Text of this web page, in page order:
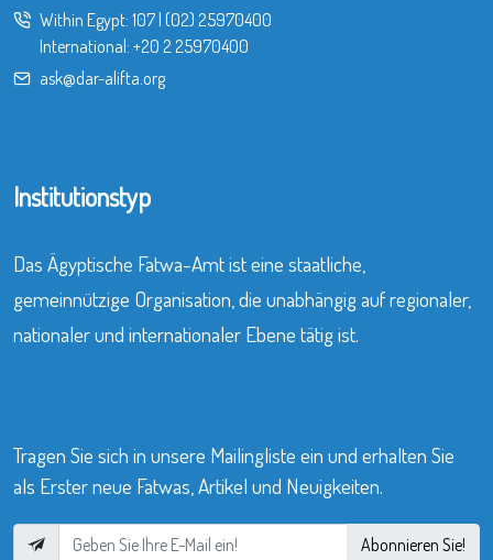
Within Egypt: 107| (02) 25970400
International: +20 2 25970400
ask@dar-alifta.org
Institutionstyp
Das Ägyptische Fatwa-Amt ist eine staatliche,
gemeinnützige Organisation, die unabhängig auf regionaler,
nationaler und internationaler Ebene tätig ist.
Tragen Sie sich in unsere Mailingliste ein und erhalten Sie
als Erster neue Fatwas, Artikel und Neuigkeiten.
Abonnieren Sie!